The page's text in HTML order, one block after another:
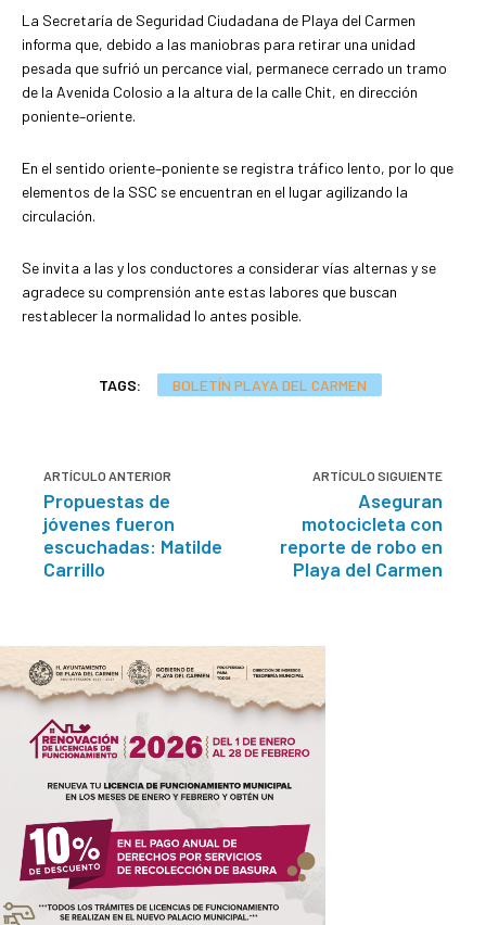
La Secretaría de Seguridad Ciudadana de Playa del Carmen
informa que, debido a las maniobras para retirar una unidad
pesada que sufrió un percance vial, permanece cerrado un tramo
de la Avenida Colosio a la altura de la calle Chit, en dirección
poniente–oriente.
En el sentido oriente–poniente se registra tráfico lento, por lo que
elementos de la SSC se encuentran en el lugar agilizando la
circulación.
Se invita a las y los conductores a considerar vías alternas y se
agradece su comprensión ante estas labores que buscan
restablecer la normalidad lo antes posible.
TAGS: BOLETÍN PLAYA DEL CARMEN
ARTÍCULO ANTERIOR
Propuestas de
jóvenes fueron
escuchadas: Matilde
Carrillo
ARTÍCULO SIGUIENTE
Aseguran
motocicleta con
reporte de robo en
Playa del Carmen